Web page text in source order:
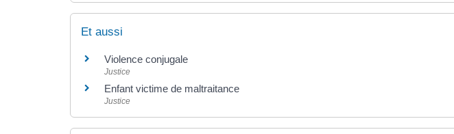
Et aussi
Violence conjugale
Justice
Enfant victime de maltraitance
Justice